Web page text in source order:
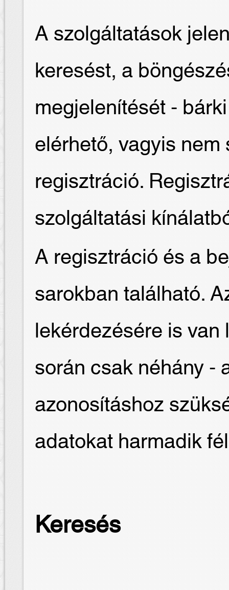
A szolgáltatások
keresést, a
megjelenítését -
elérhető, vagyis
regisztráció.
szolgáltatási
A regisztráció és a
sarokban található.
lekérdezésére is
során csak néhány -
azonosításhoz
adatokat harmadik
Keresés